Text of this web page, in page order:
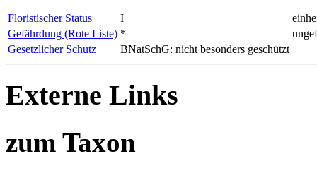
Floristischer Status I
Gefährdung (Rote Liste) *
Gesetzlicher Schutz
BNatSchG: nicht besonders geschützt
Externe Links
zum Taxon